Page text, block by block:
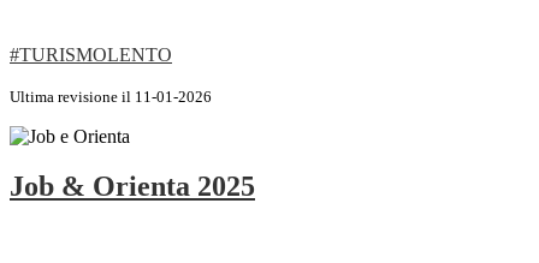
#TURISMOLENTO
Ultima revisione il 11-01-2026
Job & Orienta 2025